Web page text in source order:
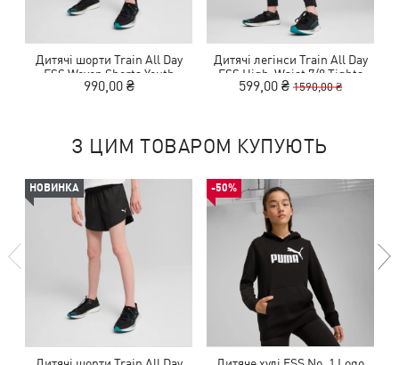
Дитячі шорти Train All Day
ESS Woven Shorts Youth
990,00 ₴
Дитячі легінси Train All Day
ESS High-Waist 7/8 Tights
Youth
599,00 ₴ 1590,00 ₴
З ЦИМ ТОВАРОМ КУПУЮТЬ
НОВИНКА -50%